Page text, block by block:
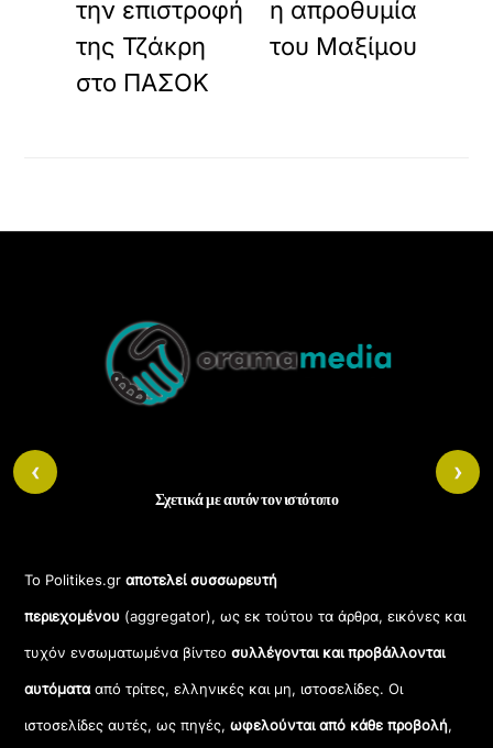
την επιστροφή
της Τζάκρη
στο ΠΑΣΟΚ
η απροθυμία
του Μαξίμου
Top
Σχετικά με αυτόν τον ιστότοπο
Το Politikes.grαποτελεί συσσωρευτή
περιεχομένου (aggregator), ως εκ τούτου τα άρθρα, εικόνες και
τυχόν ενσωματωμένα βίντεοσυλλέγονται και προβάλλονται
αυτόματααπό τρίτες, ελληνικές και μη, ιστοσελίδες. Οι
ιστοσελίδες αυτές, ως πηγές,ωφελούνται από κάθε προβολή,
‹ ›